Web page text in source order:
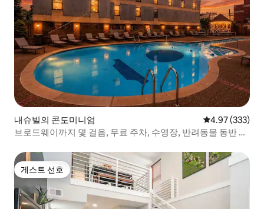
내슈빌의 콘도미니엄 평점 4.97점(5
4.97 (333)
브로드웨이까지 몇 걸음, 무료 주차, 수영장, 반려동물 동반 가
게스트 선호
게스트 선호